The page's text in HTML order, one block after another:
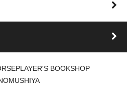
BOOKSHOP